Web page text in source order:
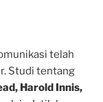
telah
Studi tentang
Harold Innis,